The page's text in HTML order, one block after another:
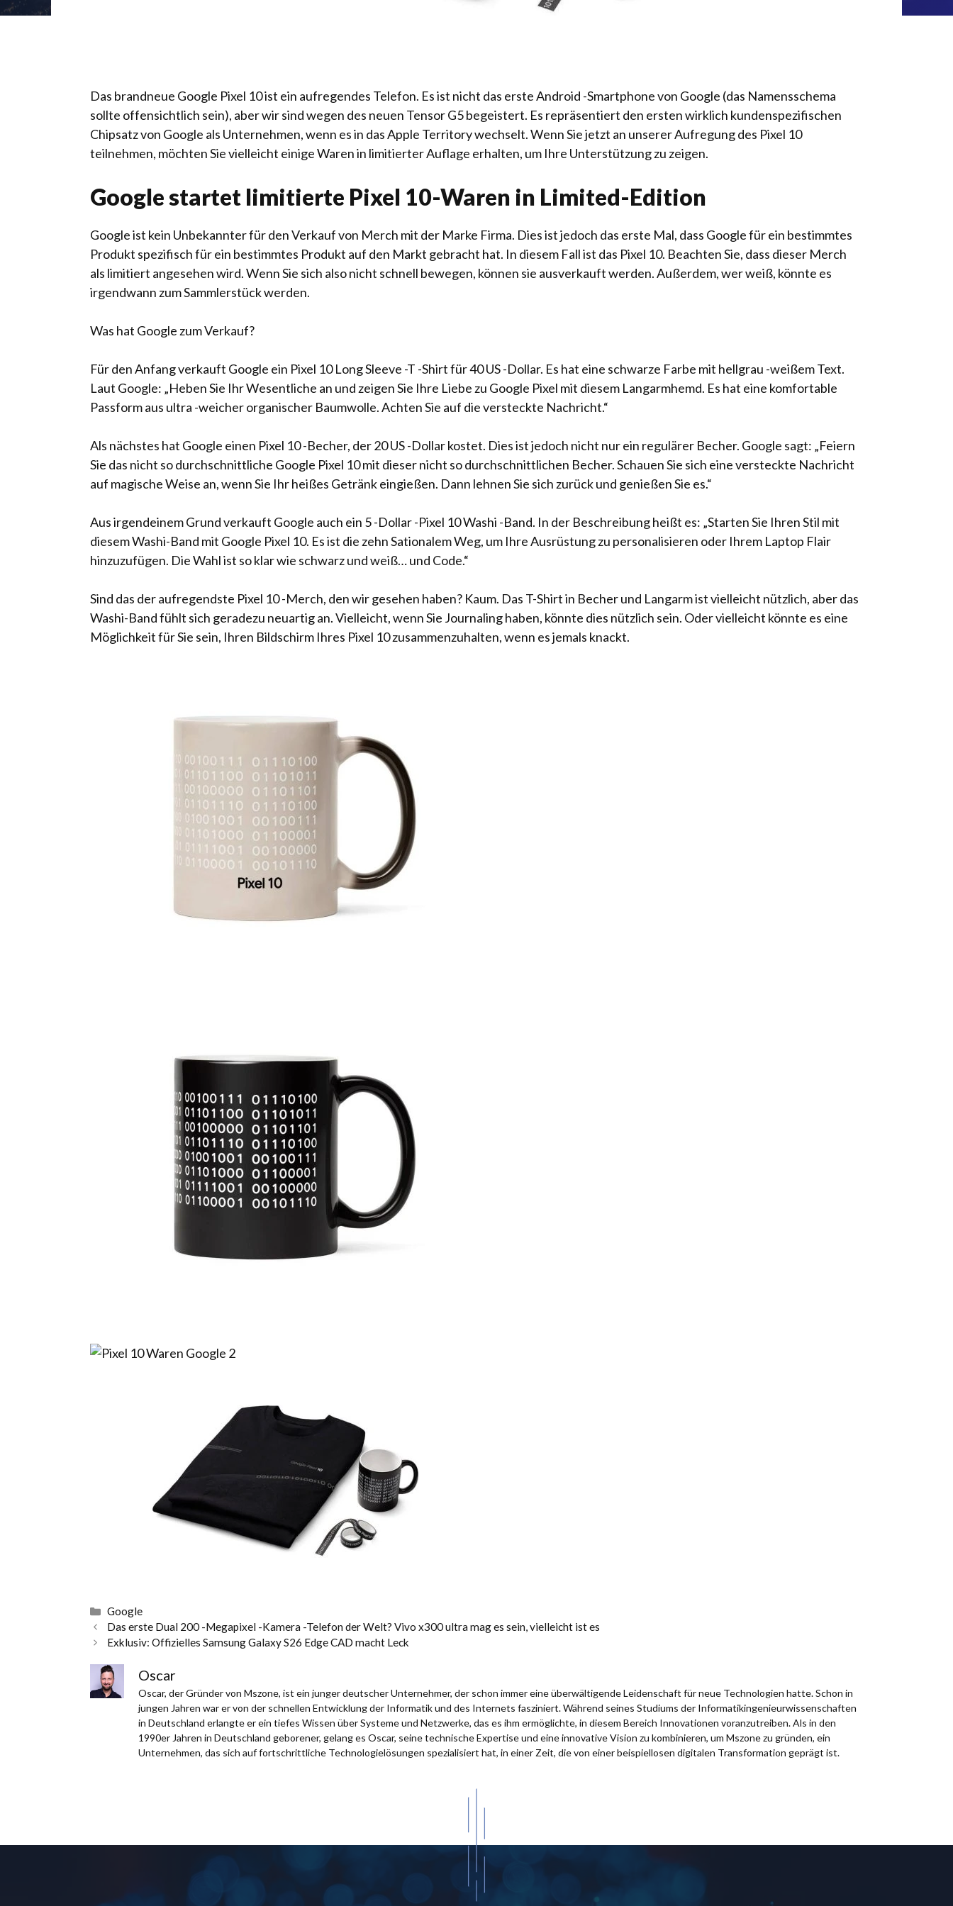
Das brandneue Google Pixel 10 ist ein aufregendes Telefon. Es ist nicht das erste Android -Smartphone von Google (das Namensschema
sollte offensichtlich sein), aber wir sind wegen des neuen Tensor G5 begeistert. Es repräsentiert den ersten wirklich kundenspezifischen
Chipsatz von Google als Unternehmen, wenn es in das Apple Territory wechselt. Wenn Sie jetzt an unserer Aufregung des Pixel 10
teilnehmen, möchten Sie vielleicht einige Waren in limitierter Auflage erhalten, um Ihre Unterstützung zu zeigen.
Google startet limitierte Pixel 10-Waren in Limited-Edition
Google ist kein Unbekannter für den Verkauf von Merch mit der Marke Firma. Dies ist jedoch das erste Mal, dass Google für ein bestimmtes
Produkt spezifisch für ein bestimmtes Produkt auf den Markt gebracht hat. In diesem Fall ist das Pixel 10. Beachten Sie, dass dieser Merch
als limitiert angesehen wird. Wenn Sie sich also nicht schnell bewegen, können sie ausverkauft werden. Außerdem, wer weiß, könnte es
irgendwann zum Sammlerstück werden.
Was hat Google zum Verkauf?
Für den Anfang verkauft Google ein Pixel 10 Long Sleeve -T -Shirt für 40 US -Dollar. Es hat eine schwarze Farbe mit hellgrau -weißem Text.
Laut Google: „Heben Sie Ihr Wesentliche an und zeigen Sie Ihre Liebe zu Google Pixel mit diesem Langarmhemd. Es hat eine komfortable
Passform aus ultra -weicher organischer Baumwolle. Achten Sie auf die versteckte Nachricht.“
Als nächstes hat Google einen Pixel 10 -Becher, der 20 US -Dollar kostet. Dies ist jedoch nicht nur ein regulärer Becher. Google sagt: „Feiern
Sie das nicht so durchschnittliche Google Pixel 10 mit dieser nicht so durchschnittlichen Becher. Schauen Sie sich eine versteckte Nachricht
auf magische Weise an, wenn Sie Ihr heißes Getränk eingießen. Dann lehnen Sie sich zurück und genießen Sie es.“
Aus irgendeinem Grund verkauft Google auch ein 5 -Dollar -Pixel 10 Washi -Band. In der Beschreibung heißt es: „Starten Sie Ihren Stil mit
diesem Washi-Band mit Google Pixel 10. Es ist die zehn Sationalem Weg, um Ihre Ausrüstung zu personalisieren oder Ihrem Laptop Flair
hinzuzufügen. Die Wahl ist so klar wie schwarz und weiß… und Code.“
Sind das der aufregendste Pixel 10 -Merch, den wir gesehen haben? Kaum. Das T-Shirt in Becher und Langarm ist vielleicht nützlich, aber das
Washi-Band fühlt sich geradezu neuartig an. Vielleicht, wenn Sie Journaling haben, könnte dies nützlich sein. Oder vielleicht könnte es eine
Möglichkeit für Sie sein, Ihren Bildschirm Ihres Pixel 10 zusammenzuhalten, wenn es jemals knackt.
Kategorien
Google
Das erste Dual 200 -Megapixel -Kamera -Telefon der Welt? Vivo x300 ultra mag es sein, vielleicht ist es
Exklusiv: Offizielles Samsung Galaxy S26 Edge CAD macht Leck
Oscar
Oscar, der Gründer von Mszone, ist ein junger deutscher Unternehmer, der schon immer eine überwältigende Leidenschaft für neue Technologien hatte. Schon in
jungen Jahren war er von der schnellen Entwicklung der Informatik und des Internets fasziniert. Während seines Studiums der Informatikingenieurwissenschaften
in Deutschland erlangte er ein tiefes Wissen über Systeme und Netzwerke, das es ihm ermöglichte, in diesem Bereich Innovationen voranzutreiben. Als in den
1990er Jahren in Deutschland geborener, gelang es Oscar, seine technische Expertise und eine innovative Vision zu kombinieren, um Mszone zu gründen, ein
Unternehmen, das sich auf fortschrittliche Technologielösungen spezialisiert hat, in einer Zeit, die von einer beispiellosen digitalen Transformation geprägt ist.